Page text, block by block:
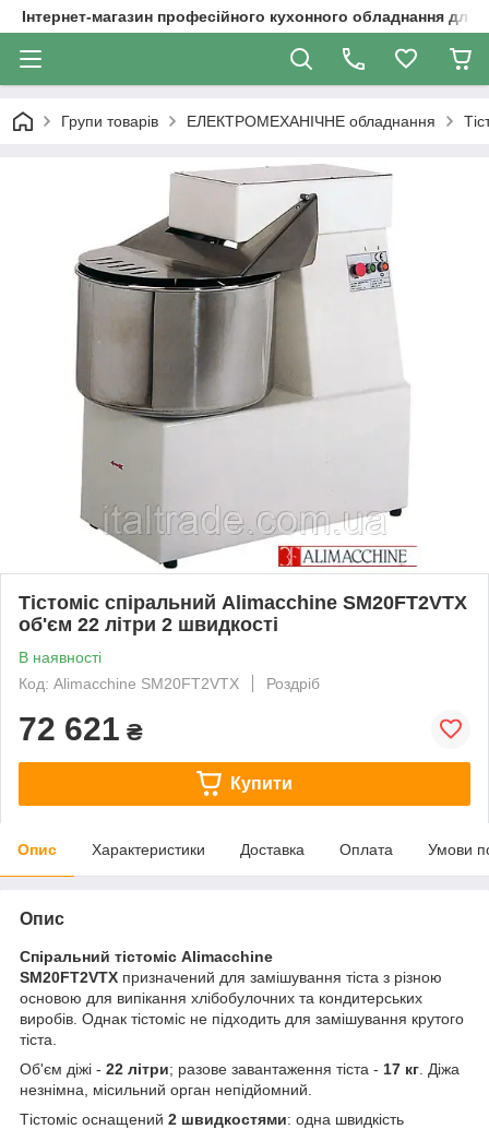
Інтернет-магазин професійного кухонного обладнання
Групи товарів ЕЛЕКТРОМЕХАНІЧНЕ обладнання
Тістоміс спіральний Alimacchine SM20FT2VTX
об'єм 22 літри 2 швидкості
В наявності
Код: Alimacchine SM20FT2VTX
Роздріб
72 621 ₴
Купити
Опис Характеристики Доставка Оплата Умови
Опис
Спіральний тістоміс Alimacchine
SM20FT2VTX призначений для замішування тіста з різною
основою для випікання хлібобулочних та кондитерських
виробів. Однак тістоміс не підходить для замішування крутого
тіста.
Об'єм діжі - 22 літри; разове завантаження тіста - 17 кг . Діжа
незнімна, місильний орган непідйомний.
Тістоміс оснащений 2 швидкостями: одна швидкість